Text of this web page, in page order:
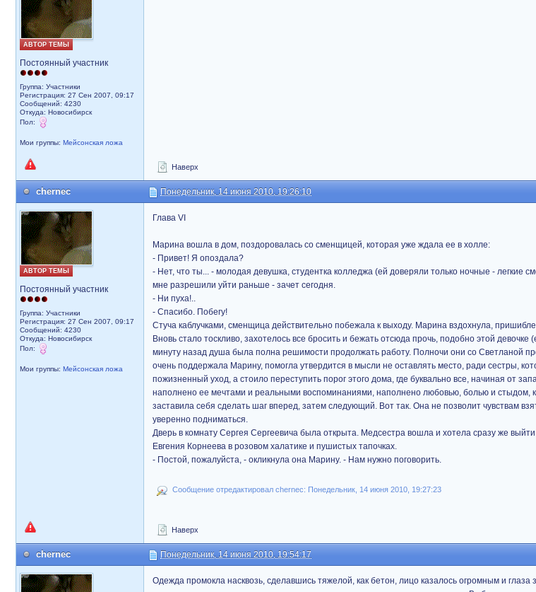
АВТОР ТЕМЫ
Постоянный участник
Группа: Участники
Регистрация: 27 Сен 2007, 09:17
Сообщений: 4230
Откуда: Новосибирск
Пол:
Мои группы: Мейсонская ложа
Наверх
chernec Понедельник, 14 июня 2010, 19:26:10
АВТОР ТЕМЫ
Постоянный участник
Группа: Участники
Регистрация: 27 Сен 2007, 09:17
Сообщений: 4230
Откуда: Новосибирск
Пол:
Мои группы: Мейсонская ложа
Глава VI
Марина вошла в дом, поздоровалась со сменщицей, которая уже ждала ее в холле:
- Привет! Я опоздала?
- Нет, что ты... - молодая девушка, студентка колледжа (ей доверяли только ночные - легкие
мне разрешили уйти раньше - зачет сегодня.
- Ни пуха!..
- Спасибо. Побегу!
Стуча каблучками, сменщица действительно побежала к выходу. Марина вздохнула,
Вновь стало тоскливо, захотелось все бросить и бежать отсюда прочь, подобно этой девочке
минуту назад душа была полна решимости продолжать работу. Полночи они со Светланой
очень поддержала Марину, помогла утвердится в мысли не оставлять место, ради сестры,
пожизненный уход, а стоило переступить порог этого дома, где буквально все, начиная от
наполнено ее мечтами и реальными воспоминаниями, наполнено любовью, болью и стыдом,
заставила себя сделать шаг вперед, затем следующий. Вот так. Она не позволит чувствам
уверенно подниматься.
Дверь в комнату Сергея Сергеевича была открыта. Медсестра вошла и хотела сразу же
Евгения Корнеева в розовом халатике и пушистых тапочках.
- Постой, пожалуйста, - окликнула она Марину. - Нам нужно поговорить.
Сообщение отредактировал chernec: Понедельник, 14 июня 2010, 19:27:23
Наверх
chernec Понедельник, 14 июня 2010, 19:54:17
Одежда промокла насквозь, сделавшись тяжелой, как бетон, лицо казалось огромным и глаза